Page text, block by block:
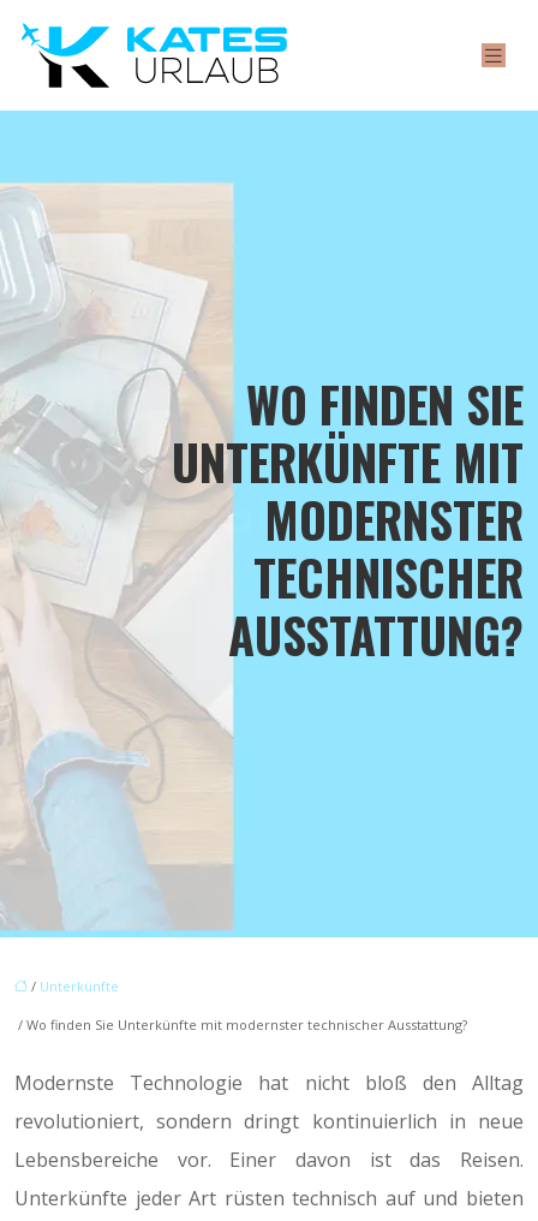
WO FINDEN SIE
UNTERKÜNFTE MIT
MODERNSTER
TECHNISCHER
AUSSTATTUNG?
/ Unterkünfte
/ Wo finden Sie Unterkünfte mit modernster technischer Ausstattung?
Modernste Technologie hat nicht bloß den Alltag
revolutioniert, sondern dringt kontinuierlich in neue
Lebensbereiche vor. Einer davon ist das Reisen.
Unterkünfte jeder Art rüsten technisch auf und bieten